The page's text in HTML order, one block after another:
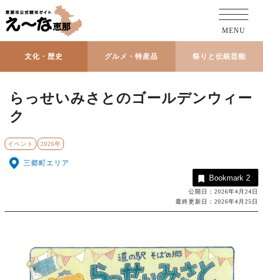
文化・歴史 グルメ・特産品 祭りと伝統芸能
MENU
らっせいみさとのゴールデンウィー
ク
イベント 2026年
三郷町エリア
Bookmark 2
公開日：2026年4月24日
最終更新日：2026年4月25日